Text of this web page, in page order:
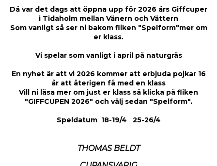
Då var det dags att öppna upp för 2026 års Giffcuper
i Tidaholm mellan Vänern och Vättern
Som vanligt så ser ni bakom fliken "Spelform"mer om
er klass.
Vi spelar som vanligt i april på naturgräs
En nyhet är att vi 2026 kommer att erbjuda pojkar 16
år att återigen få med en klass
Vill ni läsa mer om just er klass så klicka på fliken
"GIFFCUPEN 2026" och välj sedan "Spelform".
Speldatum 18-19/4 25-26/4
THOMAS BELDT